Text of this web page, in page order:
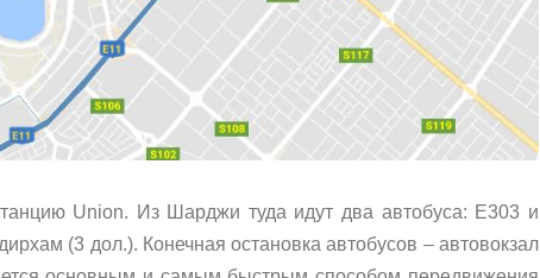
Union. Из Шарджи туда идут два автобуса: E303 и
(3 дол.). Конечная остановка автобусов – автовокзал